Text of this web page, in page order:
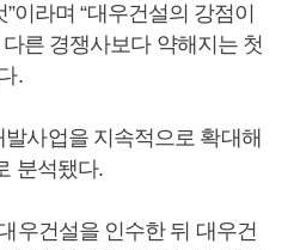
이라며 “대우건설의 강점이
다른 경쟁사보다 약해지는 첫
.
사업을 지속적으로 확대해
분석됐다.
우건설을 인수한 뒤 대우건